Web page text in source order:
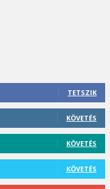
TETSZIK
KÖVETÉS
KÖVETÉS
KÖVETÉS